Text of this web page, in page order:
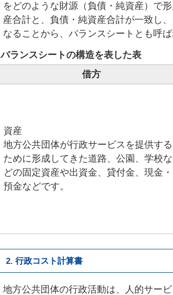
をどのような財源（負債・純資産）で
産合計と、負債・純資産合計が一致し
なることから、バランスシートとも呼ば
バランスシートの構造を表した表
借方
資産
地方公共団体が行政サービスを提供する
ために形成してきた道路、公園、学校な
どの固定資産や出資金、貸付金、現金・
預金などです。
2. 行政コスト計算書
地方公共団体の行政活動は、人的サー